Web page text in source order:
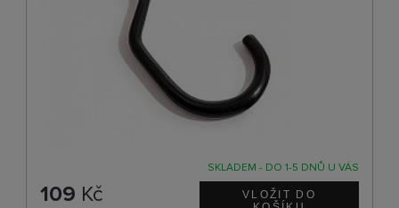
SKLADEM - DO 1-5 DNŮ U VÁS
109 Kč